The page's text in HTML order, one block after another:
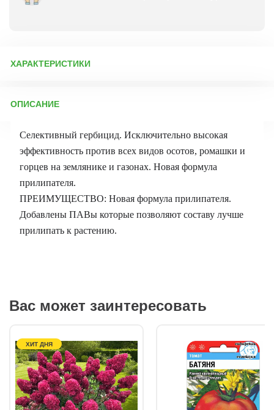
ХАРАКТЕРИСТИКИ
Бренд товара:
Срок отправки:ежедневно
ОПИСАНИЕ
Селективный гербицид. Исключительно высокая
эффективность против всех видов осотов, ромашки и
горцев на землянике и газонах. Новая формула
прилипателя.
ПРЕИМУЩЕСТВО: Новая формула прилипателя.
Добавлены ПАВы которые позволяют составу лучше
прилипать к растению.
Вас может заинтересовать
ХИТ ДНЯ